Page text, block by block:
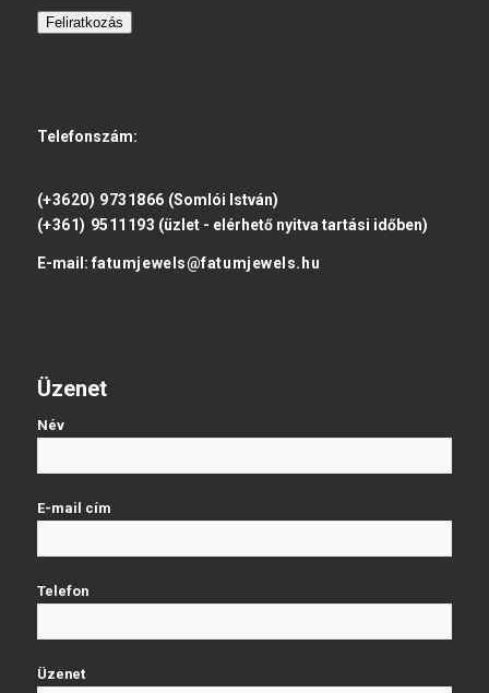
Feliratkozás
Telefonszám:
(+3620) 9731866 (Somlói István)
(+361) 9511193 (üzlet - elérhető nyitva tartási időben)
E-mail: fatumjewels@fatumjewels.hu
Üzenet
Név
E-mail cím
Telefon
Üzenet